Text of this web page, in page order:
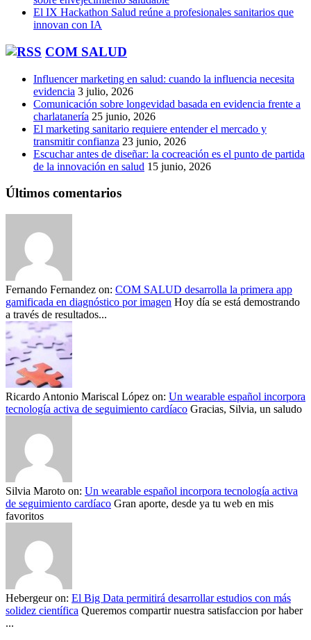
El IX Hackathon Salud reúne a profesionales sanitarios que
innovan con IA
COM SALUD
Influencer marketing en salud: cuando la influencia necesita
evidencia 3 julio, 2026
Comunicación sobre longevidad basada en evidencia frente a
charlatanería 25 junio, 2026
El marketing sanitario requiere entender el mercado y
transmitir confianza 23 junio, 2026
Escuchar antes de diseñar: la cocreación es el punto de partida
de la innovación en salud 15 junio, 2026
Últimos comentarios
Fernando Fernandez on: COM SALUD desarrolla la primera app
gamificada en diagnóstico por imagen Hoy día se está demostrando
a través de resultados...
Ricardo Antonio Mariscal López on: Un wearable español incorpora
tecnología activa de seguimiento cardíaco Gracias, Silvia, un saludo
Silvia Maroto on: Un wearable español incorpora tecnología activa
de seguimiento cardíaco Gran aporte, desde ya tu web en mis
favoritos
Hebergeuron: El Big Data permitirá desarrollar estudios con más
solidez científica Queremos compartir nuestra satisfaccion por haber
...